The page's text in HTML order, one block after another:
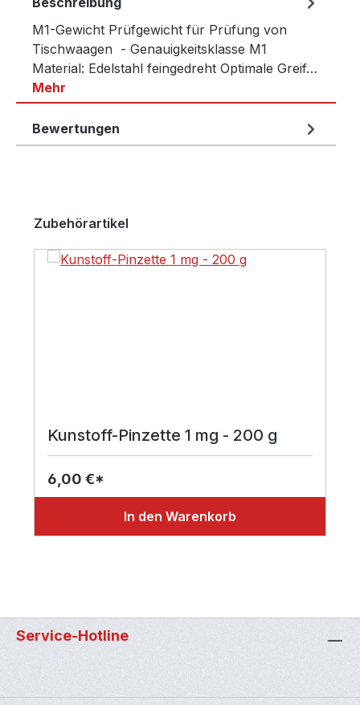
M1-Gewicht Prüfgewicht für Prüfung von
Tischwaagen - Genauigkeitsklasse M1
Material: Edelstahl feingedreht Optimale Greif…
Mehr
Bewertungen
Produktgalerie überspringen
Zubehörartikel
Kunstoff-Pinzette 1 mg - 200 g
6,00 €*
In den Warenkorb
Service-Hotline